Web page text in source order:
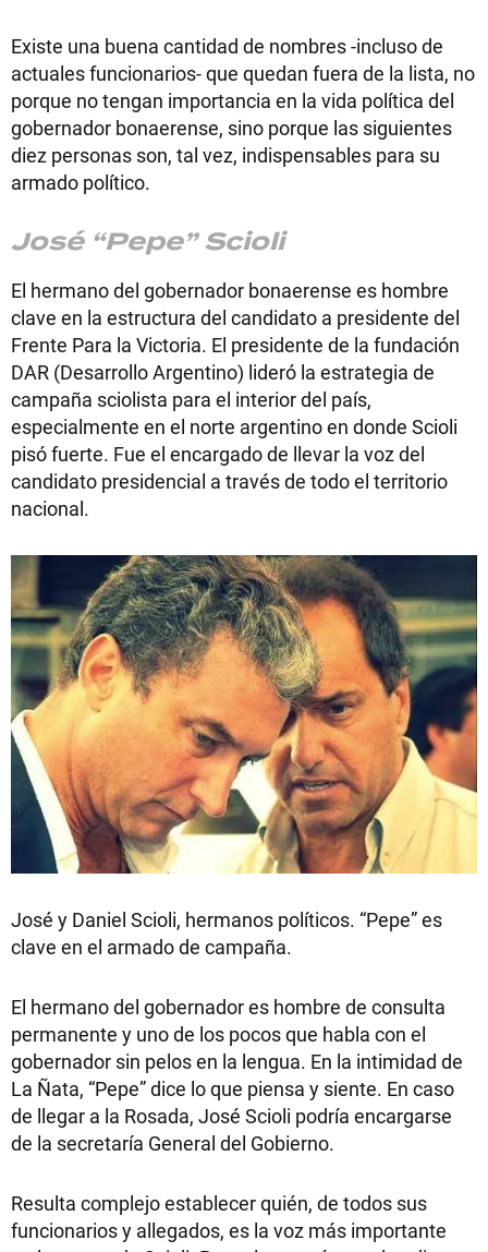
Existe una buena cantidad de nombres -incluso de
actuales funcionarios- que quedan fuera de la lista, no
porque no tengan importancia en la vida política del
gobernador bonaerense, sino porque las siguientes
diez personas son, tal vez, indispensables para su
armado político.
José “Pepe” Scioli
El hermano del gobernador bonaerense es hombre
clave en la estructura del candidato a presidente del
Frente Para la Victoria. El presidente de la fundación
DAR (Desarrollo Argentino) lideró la estrategia de
campaña sciolista para el interior del país,
especialmente en el norte argentino en donde Scioli
pisó fuerte. Fue el encargado de llevar la voz del
candidato presidencial a través de todo el territorio
nacional.
José y Daniel Scioli, hermanos políticos. “Pepe” es
clave en el armado de campaña.
El hermano del gobernador es hombre de consulta
permanente y uno de los pocos que habla con el
gobernador sin pelos en la lengua. En la intimidad de
La Ñata, “Pepe” dice lo que piensa y siente. En caso
de llegar a la Rosada, José Scioli podría encargarse
de la secretaría General del Gobierno.
Resulta complejo establecer quién, de todos sus
funcionarios y allegados, es la voz más importante